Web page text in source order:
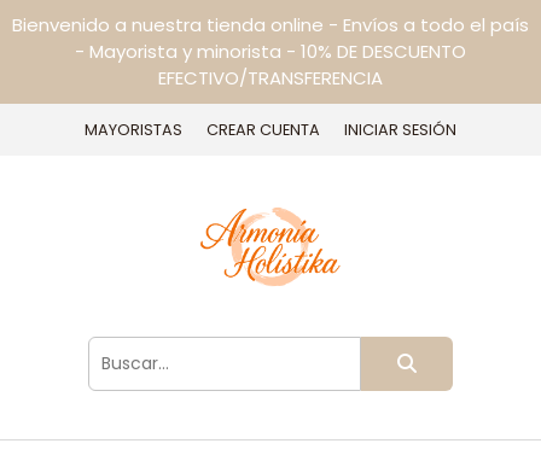
Bienvenido a nuestra tienda online - Envíos a todo el país
- Mayorista y minorista - 10% DE DESCUENTO
EFECTIVO/TRANSFERENCIA
MAYORISTAS CREAR CUENTA INICIAR SESIÓN